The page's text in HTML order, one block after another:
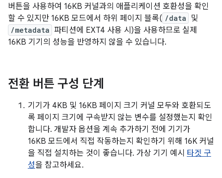
버튼을 사용하여 16KB 커널과의 애플리케이션 호환성을 확인
할 수 있지만 16KB 모드에서 하위 페이지 블록( /data 및
/metadata 파티션에 EXT4 사용 시)을 사용하므로 실제
16KB 기기의 성능을 반영하지 않을 수 있습니다.
전환 버튼 구성 단계
기기가 4KB 및 16KB 페이지 크기 커널 모두와 호환되도
록 페이지 크기에 구속받지 않는 변수를 설정했는지 확인
합니다. 개발자 옵션을 계속 추가하기 전에 기기가
16KB 모드에서 직접 작동하는지 확인하기 위해 16K 커널
을 직접 설치하는 것이 좋습니다. 가상 기기 예시 타겟 구
성을 참고하세요.